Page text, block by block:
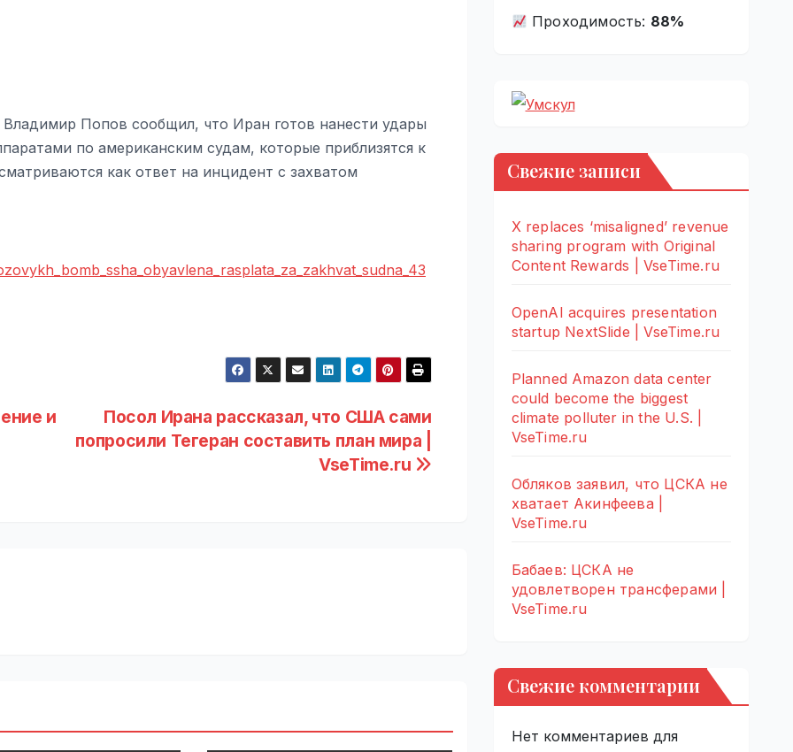
Попов сообщил, что Иран готов нанести удары
по американским судам, которые приблизятся к
как ответ на инцидент с захватом
Посол Ирана рассказал, что США сами
попросили Тегеран составить план мира |
VseTime.ru
и
Проходимость: 88%
Свежие записи
X replaces ‘misaligned’ revenue
sharing program with Original
Content Rewards | VseTime.ru
OpenAI acquires presentation
startup NextSlide | VseTime.ru
Planned Amazon data center
could become the biggest
climate polluter in the U.S. |
VseTime.ru
Обляков заявил, что ЦСКА не
хватает Акинфеева |
VseTime.ru
Бабаев: ЦСКА не
удовлетворен трансферами |
VseTime.ru
Свежие комментарии
Нет комментариев для